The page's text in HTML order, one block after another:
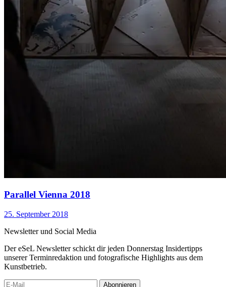
Parallel Vienna 2018
25. September 2018
Newsletter und Social Media
Der eSeL Newsletter schickt dir jeden Donnerstag Insidertipps
unserer Terminredaktion und fotografische Highlights aus dem
Kunstbetrieb.
Abonnieren